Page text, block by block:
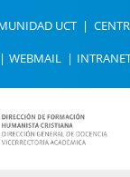
UCT
WEBMAIL